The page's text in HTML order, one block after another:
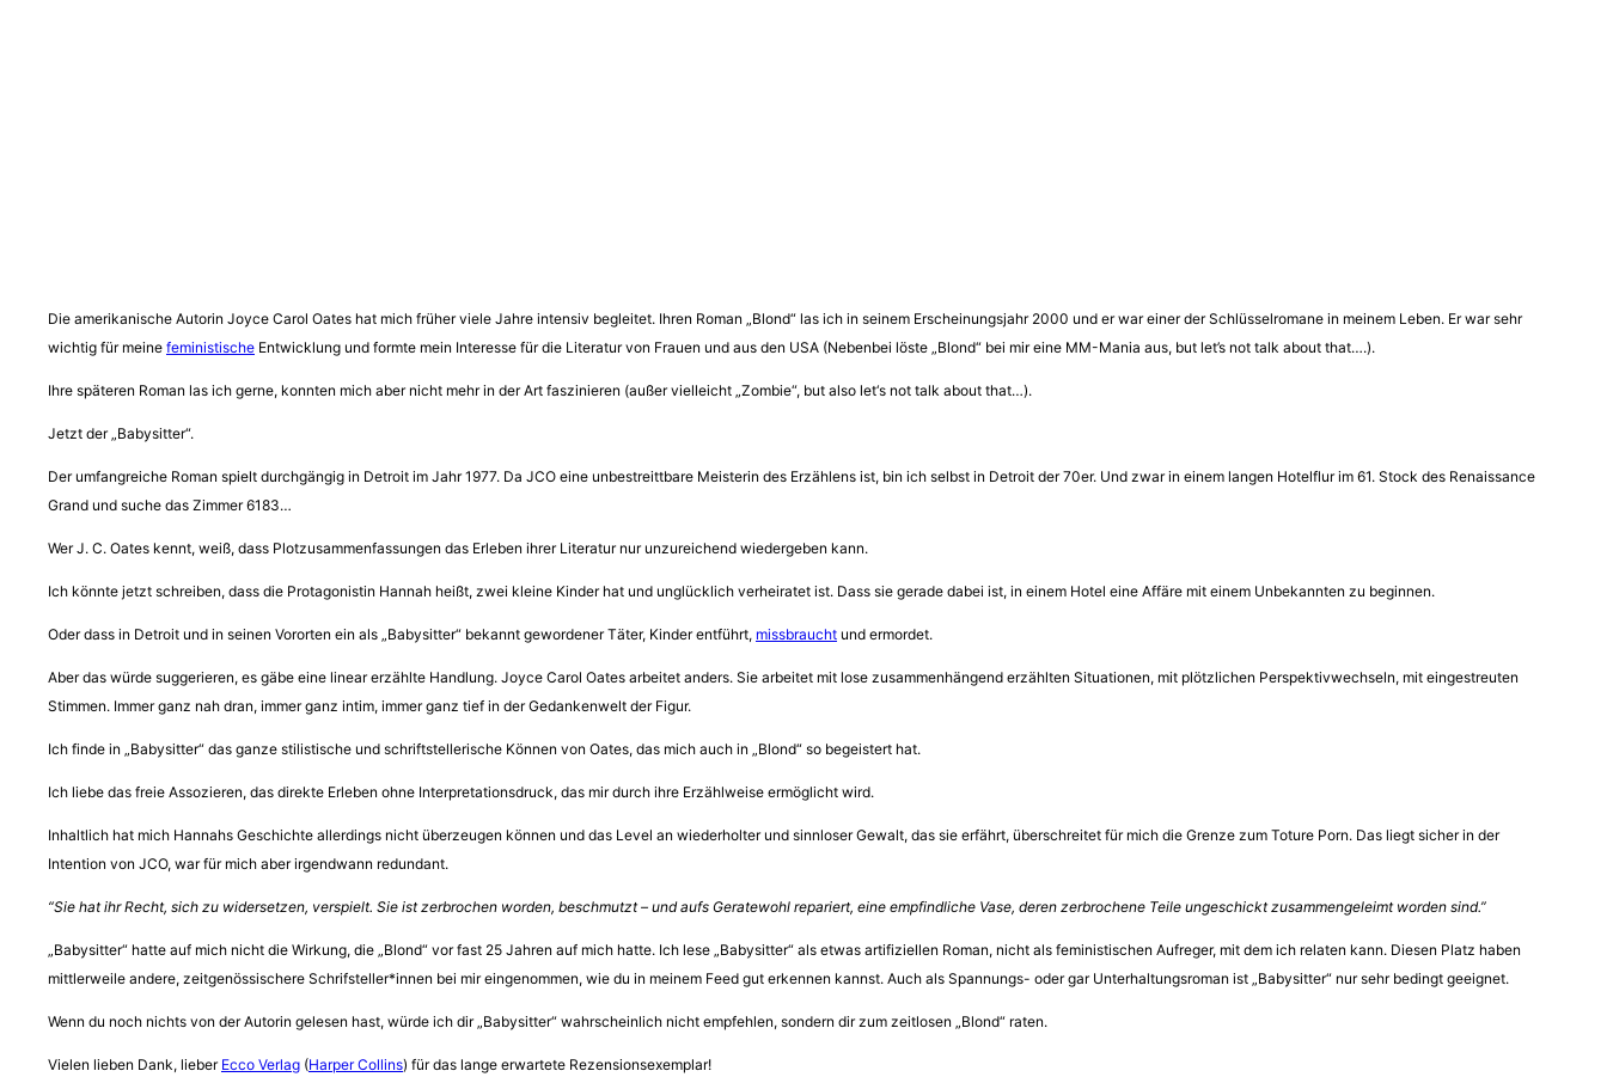
Die amerikanische Autorin Joyce Carol Oates hat mich früher viele Jahre intensiv begleitet. Ihren Roman „Blond“ las ich in seinem Erscheinungsjahr 2000 und er war einer der Schlüsselromane in meinem Leben. Er war sehr
wichtig für meine feministische Entwicklung und formte mein Interesse für die Literatur von Frauen und aus den USA (Nebenbei löste „Blond“ bei mir eine MM-Mania aus, but let’s not talk about that….).
Ihre späteren Roman las ich gerne, konnten mich aber nicht mehr in der Art faszinieren (außer vielleicht „Zombie“, but also let‘s not talk about that…).
Jetzt der „Babysitter“.
Der umfangreiche Roman spielt durchgängig in Detroit im Jahr 1977. Da JCO eine unbestreittbare Meisterin des Erzählens ist, bin ich selbst in Detroit der 70er. Und zwar in einem langen Hotelflur im 61. Stock des Renaissance
Grand und suche das Zimmer 6183…
Wer J. C. Oates kennt, weiß, dass Plotzusammenfassungen das Erleben ihrer Literatur nur unzureichend wiedergeben kann.
Ich könnte jetzt schreiben, dass die Protagonistin Hannah heißt, zwei kleine Kinder hat und unglücklich verheiratet ist. Dass sie gerade dabei ist, in einem Hotel eine Affäre mit einem Unbekannten zu beginnen.
Oder dass in Detroit und in seinen Vororten ein als „Babysitter“ bekannt gewordener Täter, Kinder entführt, missbraucht und ermordet.
Aber das würde suggerieren, es gäbe eine linear erzählte Handlung. Joyce Carol Oates arbeitet anders. Sie arbeitet mit lose zusammenhängend erzählten Situationen, mit plötzlichen Perspektivwechseln, mit eingestreuten
Stimmen. Immer ganz nah dran, immer ganz intim, immer ganz tief in der Gedankenwelt der Figur.
Ich finde in „Babysitter“ das ganze stilistische und schriftstellerische Können von Oates, das mich auch in „Blond“ so begeistert hat.
Ich liebe das freie Assozieren, das direkte Erleben ohne Interpretationsdruck, das mir durch ihre Erzählweise ermöglicht wird.
Inhaltlich hat mich Hannahs Geschichte allerdings nicht überzeugen können und das Level an wiederholter und sinnloser Gewalt, das sie erfährt, überschreitet für mich die Grenze zum Toture Porn. Das liegt sicher in der
Intention von JCO, war für mich aber irgendwann redundant.
“Sie hat ihr Recht, sich zu widersetzen, verspielt. Sie ist zerbrochen worden, beschmutzt – und aufs Geratewohl repariert, eine empfindliche Vase, deren zerbrochene Teile ungeschickt zusammengeleimt worden sind.”
„Babysitter“ hatte auf mich nicht die Wirkung, die „Blond“ vor fast 25 Jahren auf mich hatte. Ich lese „Babysitter“ als etwas artifiziellen Roman, nicht als feministischen Aufreger, mit dem ich relaten kann. Diesen Platz haben
mittlerweile andere, zeitgenössischere Schrifsteller*innen bei mir eingenommen, wie du in meinem Feed gut erkennen kannst. Auch als Spannungs- oder gar Unterhaltungsroman ist „Babysitter“ nur sehr bedingt geeignet.
Wenn du noch nichts von der Autorin gelesen hast, würde ich dir „Babysitter“ wahrscheinlich nicht empfehlen, sondern dir zum zeitlosen „Blond“ raten.
Vielen lieben Dank, lieber Ecco Verlag (Harper Collins) für das lange erwartete Rezensionsexemplar!